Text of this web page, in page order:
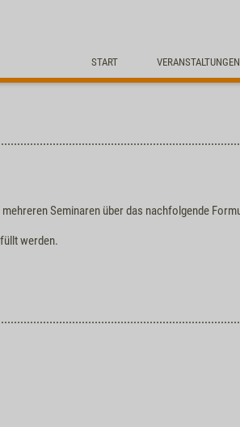
START VERANSTALTUNGEN
Seminaren über das nachfolgende
werden.